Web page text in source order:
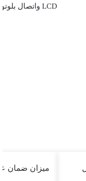
ميزان ضمان